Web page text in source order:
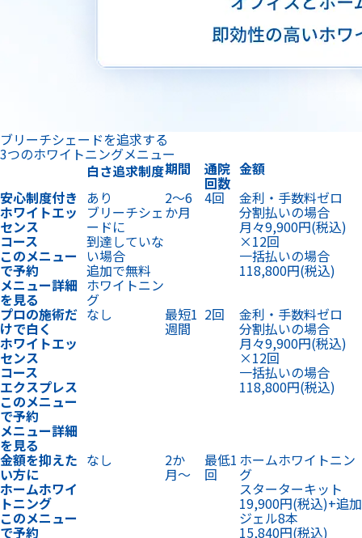
ブリーチシェードを追求する
3つのホワイトニングメニュー
白さ追求制度期間 通院
回数
金額
安心制度付き
ホワイトエッ
センス
コース
このメニュー
で予約
メニュー詳細
を見る
あり
ブリーチシェ
ードに
到達していな
い場合
追加で無料
ホワイトニン
グ
2〜6
か月
4回 金利・手数料ゼロ
分割払いの場合
月々9,900円(税込)
×12回
一括払いの場合
118,800円(税込)
プロの施術だ
けで白く
ホワイトエッ
センス
コース
エクスプレス
このメニュー
で予約
メニュー詳細
を見る
なし 最短1
週間
2回 金利・手数料ゼロ
分割払いの場合
月々9,900円(税込)
×12回
一括払いの場合
118,800円(税込)
金額を抑えた
い方に
ホームホワイ
トニング
このメニュー
で予約
なし 2か
月〜
最低1
回
ホームホワイトニン
グ
スターターキット
19,900円(税込)+追加
ジェル8本
15,840円(税込)